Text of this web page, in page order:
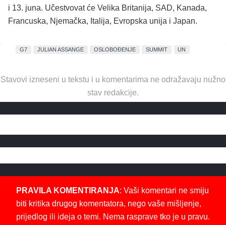
i 13. juna. Učestvovat će Velika Britanija, SAD, Kanada,
Francuska, Njemačka, Italija, Evropska unija i Japan.
G7 JULIAN ASSANGE OSLOBOĐENJE SUMMIT UN
Stavovi izneseni u tekstu i u komentarima ne odražavaju nužno
stav redakcije.
PRAVILA KOMENTIRANJA: Vaši komentari ne smiju
biti kritika drugog komentatora, nego vaše mišljenje,
prijedlog ili ideja o temi. Nema rasprave tko je u pravu.